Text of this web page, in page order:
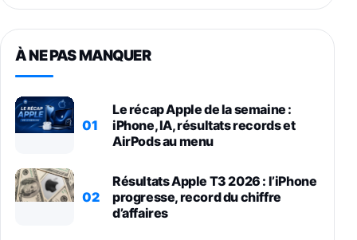
À NE PAS MANQUER
01
Le récap Apple de la semaine :
iPhone, IA, résultats records et
AirPods au menu
02
Résultats Apple T3 2026 : l’iPhone
progresse, record du chiffre
d’affaires